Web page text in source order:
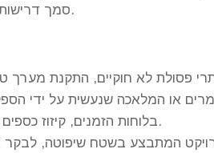
סמך דרישות הספציפיות של כל רשות וברזולוציה מקסימלית.
פסולת לא חוקיים, התקנת
או המלאכה שנעשית על ידי
בלוחות הזמנים, קיזוז כספים על ליקויים וקישור בין הגורמים השונים בפרויקט.
המתבצע בשטח שיפוטה, לבקר